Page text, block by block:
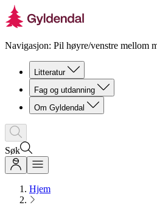
Navigasjon: Pil høyre/venstre mellom
Litteratur
Fag og utdanning
Om Gyldendal
Søk
Hjem